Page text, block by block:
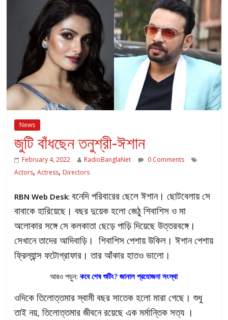
News
জুটি বাঁধছেন তনুশ্রী-ঈশান
February 4, 2022 RadioBanglaNet
0 Comments
Actors,Actress, Directors
RBN Web Desk:বনেদি পরিবারের ছেলে ঈশান। ছোটবেলায় সে
বাবাকে হারিয়েছে। বছর দুয়েক হলো জেঠু শিবাশিস ও মা
অলোকার সঙ্গে সে কলকাতা ছেড়ে পাড়ি দিয়েছে উত্তরবঙ্গে।
সেখানে তাদের আদিবাড়ি। শিবাশিস পেশায় উকিল। ঈশান পেশায়
ফ্রিল্যান্স ফটোগ্রাফার। তার আঁকার হাতও ভালো।
আরও পড়ুন:কবে শেষ শুটিং? জানাল প্রযোজনা সংস্থা
ওদিকে তিলোত্তমার স্বামী বছর সাতেক হলো মারা গেছে। শুধু
তাই নয়, তিলোত্তমার জীবনে রয়েছে এক মর্মান্তিক সত্য ।